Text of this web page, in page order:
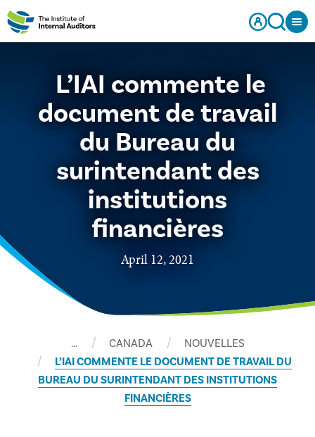
L’IAI commente le
document de travail
du Bureau du
surintendant des
institutions
financières
April 12, 2021
… CANADA
NOUVELLES
L’IAI COMMENTE LE DOCUMENT DE TRAVAIL DU
BUREAU DU SURINTENDANT DES INSTITUTIONS
FINANCIÈRES